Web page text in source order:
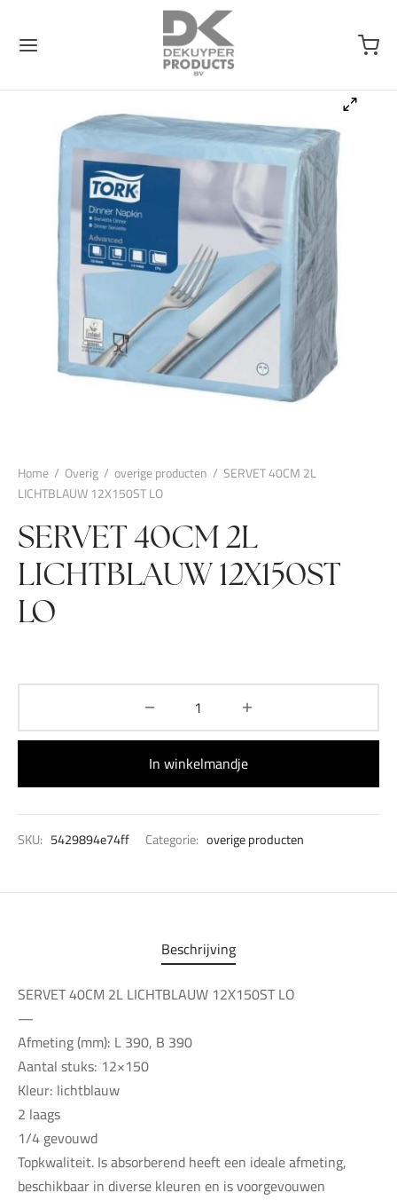
Home / Overig / overige producten / SERVET 40CM 2L
LICHTBLAUW 12X150ST LO
SERVET 40CM 2L
LICHTBLAUW 12X150ST
LO
In winkelmandje
SKU: 5429894e74ff Categorie: overige producten
Beschrijving
SERVET 40CM 2L LICHTBLAUW 12X150ST LO
—
Afmeting (mm): L 390, B 390
Aantal stuks: 12×150
Kleur: lichtblauw
2 laags
1/4 gevouwd
Topkwaliteit. Is absorberend heeft een ideale afmeting,
beschikbaar in diverse kleuren en is voorgevouwen